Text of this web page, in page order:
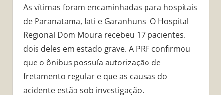
As vítimas foram encaminhadas para hospitais
de Paranatama, Iati e Garanhuns. O Hospital
Regional Dom Moura recebeu 17 pacientes,
dois deles em estado grave. A PRF confirmou
que o ônibus possuía autorização de
fretamento regular e que as causas do
acidente estão sob investigação.